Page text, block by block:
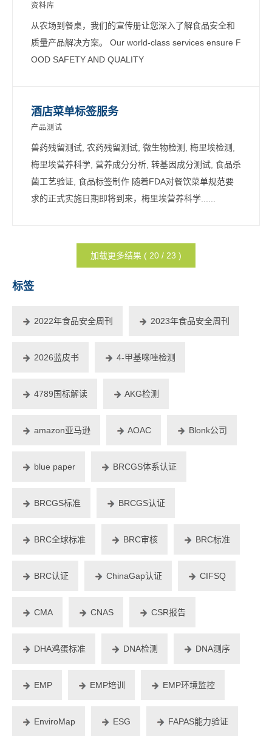
资料库
从农场到餐桌，我们的宣传册让您深入了解食品安全和
质量产品解决方案。 Our world-class services ensure F
OOD SAFETY AND QUALITY
酒店菜单标签服务
产品测试
兽药残留测试, 农药残留测试, 微生物检测, 梅里埃检测,
梅里埃营养科学, 营养成分分析, 转基因成分测试, 食品杀
菌工艺验证, 食品标签制作 随着FDA对餐饮菜单规范要
求的正式实施日期即将到来，梅里埃营养科学......
加载更多结果 ( 20 / 23 )
标签
2022年食品安全周刊 2023年食品安全周刊
2026蓝皮书 4-甲基咪唑检测
4789国标解读 AKG检测
amazon亚马逊 AOAC Blonk公司
blue paper BRCGS体系认证
BRCGS标准 BRCGS认证
BRC全球标准 BRC审核 BRC标准
BRC认证 ChinaGap认证 CIFSQ
CMA CNAS CSR报告
DHA鸡蛋标准 DNA检测 DNA测序
EMP EMP培训 EMP环境监控
EnviroMap ESG FAPAS能力验证